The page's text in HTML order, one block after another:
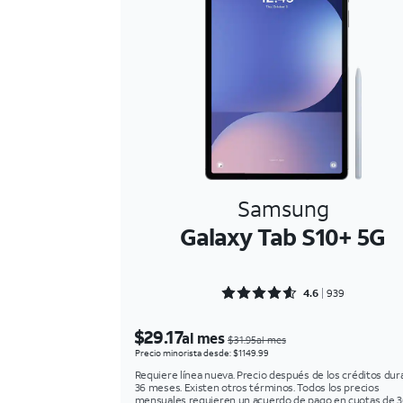
Samsung
Galaxy Tab S10+ 5G
Rated 4.639 out of 5
4.6 939
$29.17al mes $31.95al mes
Precio minorista desde: $1149.99
Requiere línea nueva. Precio después de los créditos
36 meses. Existen otros términos. Todos los precios
mensuales requieren un acuerdo de pago en cuotas de